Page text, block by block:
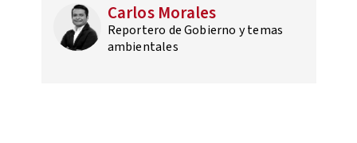
Carlos Morales
Reportero de Gobierno y temas
ambientales